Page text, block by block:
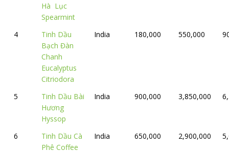
Hà Lục
Spearmint
4
Tinh Dầu
Bạch Đàn
Chanh
Eucalyptus
Citriodora
India 180,000 550,000
5
Tinh Dầu Bài
Hương
Hyssop
India 900,000 3,850,000
6
Tinh Dầu Cà
Phê Coffee
India 650,000 2,900,000